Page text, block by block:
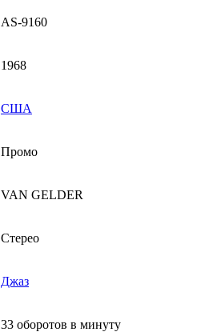
AS-9160
1968
США
Промо
VAN GELDER
Стерео
Джаз
33 оборотов в минуту